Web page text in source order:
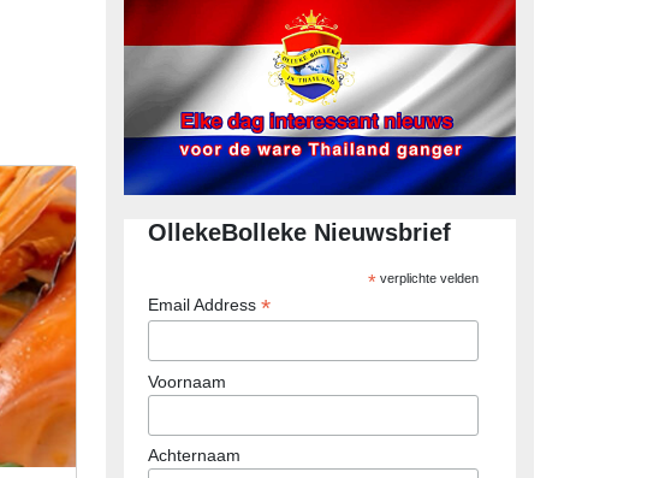
OllekeBolleke Nieuwsbrief
*verplichte velden
Email Address *
Voornaam
Achternaam